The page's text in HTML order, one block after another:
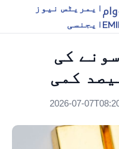
ایمریٹس نیوز
ایجنسی
کی
2026-07-